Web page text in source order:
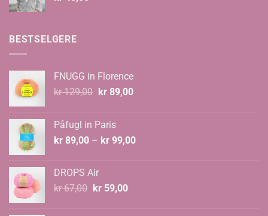
BESTSELGERE
FNUGG in Florence
kr129,00 Opprinnelig
kr 129,00.
kr89,00Nåværende
Påfugl in Paris
kr 89,00 – kr 99,00Prisområde:
DROPS Air
kr67,00 Opprinnelig
kr59,00Nåværende